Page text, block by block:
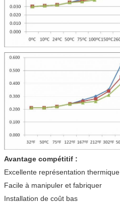
Avantage compétitif :
Excellente représentation thermique
Facile à manipuler et fabriquer
Installation de coût bas